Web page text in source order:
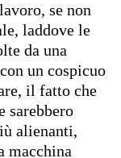
se non
laddove le
da una
un cospicuo
il fatto che
sarebbero
alienanti,
macchina